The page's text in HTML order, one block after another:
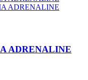
ADRENALINE